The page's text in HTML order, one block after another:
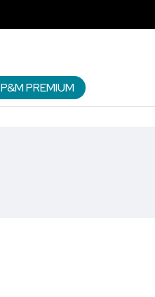
P&M PREMIUM